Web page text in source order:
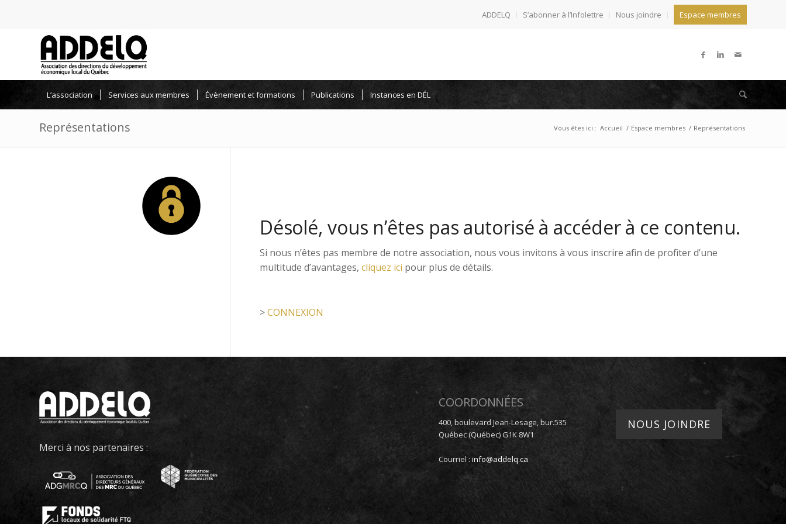
ADDELQ S’abonner à l’Infolettre Nous joindre Espace membres
L’association Services aux membres Évènement et formations Publications Instances en DÉL
Représentations Vous êtes ici : Accueil / Espace membres / Représentations
Désolé, vous n’êtes pas autorisé à accéder à ce contenu.
Si nous n’êtes pas membre de notre association, nous vous invitons à vous inscrire afin de profiter d’une
multitude d’avantages, cliquez ici pour plus de détails.
>CONNEXION
Merci à nos partenaires :
COORDONNÉES
400, boulevard Jean-Lesage, bur.535
Québec (Québec) G1K 8W1
Courriel :info@addelq.ca
NOUS JOINDRE